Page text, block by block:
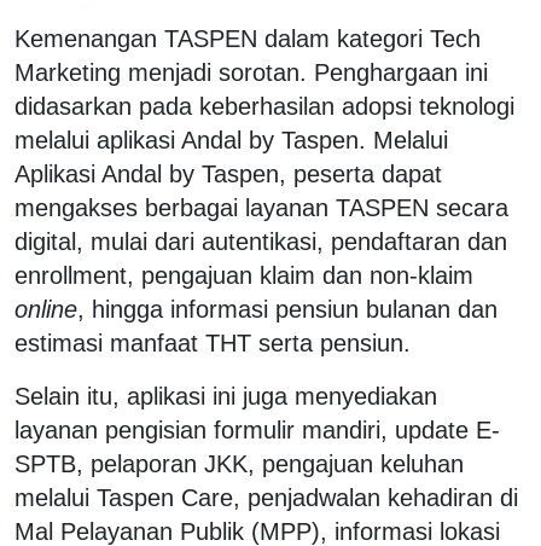
Kemenangan TASPEN dalam kategori Tech
Marketing menjadi sorotan. Penghargaan ini
didasarkan pada keberhasilan adopsi teknologi
melalui aplikasi Andal by Taspen. Melalui
Aplikasi Andal by Taspen, peserta dapat
mengakses berbagai layanan TASPEN secara
digital, mulai dari autentikasi, pendaftaran dan
enrollment, pengajuan klaim dan non-klaim
online, hingga informasi pensiun bulanan dan
estimasi manfaat THT serta pensiun.
Selain itu, aplikasi ini juga menyediakan
layanan pengisian formulir mandiri, update E-
SPTB, pelaporan JKK, pengajuan keluhan
melalui Taspen Care, penjadwalan kehadiran di
Mal Pelayanan Publik (MPP), informasi lokasi